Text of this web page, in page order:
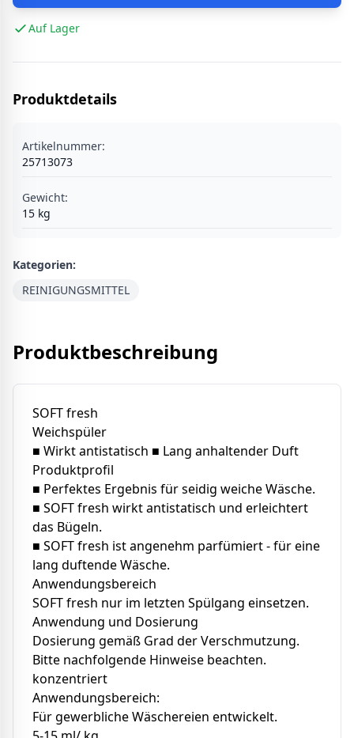
Auf Lager
Produktdetails
Artikelnummer:
25713073
Gewicht:
15 kg
Kategorien:
REINIGUNGSMITTEL
Produktbeschreibung
SOFT fresh
Weichspüler
■ Wirkt antistatisch ■ Lang anhaltender Duft
Produktprofil
■ Perfektes Ergebnis für seidig weiche Wäsche.
■ SOFT fresh wirkt antistatisch und erleichtert
das Bügeln.
■ SOFT fresh ist angenehm parfümiert - für eine
lang duftende Wäsche.
Anwendungsbereich
SOFT fresh nur im letzten Spülgang einsetzen.
Anwendung und Dosierung
Dosierung gemäß Grad der Verschmutzung.
Bitte nachfolgende Hinweise beachten.
konzentriert
Anwendungsbereich:
Für gewerbliche Wäschereien entwickelt.